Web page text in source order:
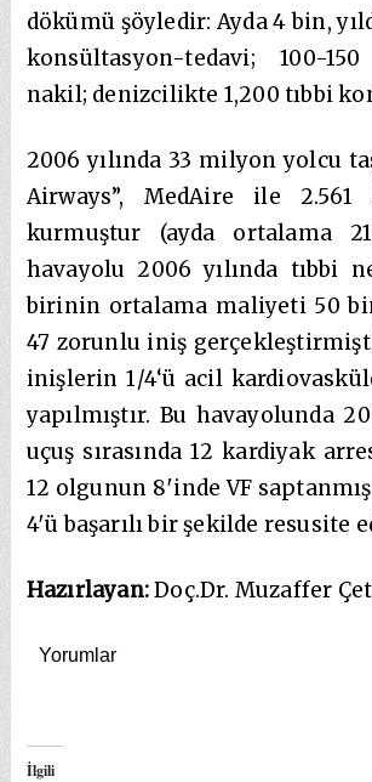
dökümü şöyledir: Ayda 4 bin,
konsültasyon-tedavi; 100-
nakil; denizcilikte 1,200 tıbbi
2006 yılında 33 milyon yolcu
Airways”, MedAire ile 2.561
kurmuştur (ayda ortalama
havayolu 2006 yılında tıbbi
birinin ortalama maliyeti 50
47 zorunlu iniş
inişlerin 1/4‘ü acil
yapılmıştır. Bu havayolunda
uçuş sırasında 12 kardiyak
12 olgunun 8′inde VF
4′ü başarılı bir şekilde resusite
Hazırlayan:Doç.Dr. Muzaffer
Yorumlar
İlgili